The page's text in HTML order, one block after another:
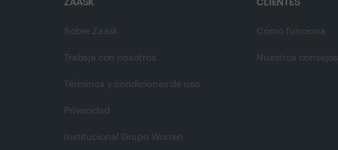
ZAASK
Sobre Zaask
Trabaja con nosotros
Términos y condiciones de uso
Privacidad
Institucional Grupo Worten
CLIENTES
Cómo funciona
Nuestros consejos